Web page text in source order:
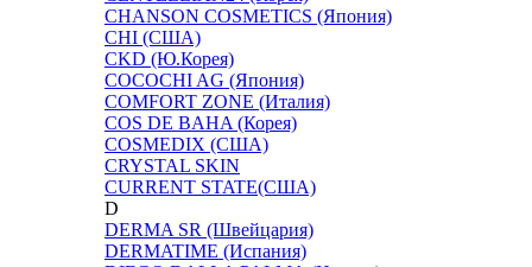
CHANSON COSMETICS (Япония)
CHI (США)
CKD (Ю.Корея)
COCOCHI AG (Япония)
COMFORT ZONE (Италия)
COS DE BAHA (Корея)
COSMEDIX (США)
CRYSTAL SKIN
CURRENT STATE(США)
D
DERMA SR (Швейцария)
DERMATIME (Испания)